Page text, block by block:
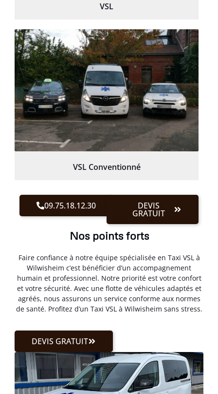
VSL
VSL Conventionné
09.75.18.12.30 DEVIS
GRATUIT
Nos points forts
Faire confiance à notre équipe spécialisée en Taxi VSL à
Wilwisheim c’est bénéficier d’un accompagnement
humain et professionnel. Notre priorité est votre confort
et votre sécurité. Avec une flotte de véhicules adaptés et
agréés, nous assurons un service conforme aux normes
de santé. Profitez d’un Taxi VSL à Wilwisheim sans stress.
DEVIS GRATUIT